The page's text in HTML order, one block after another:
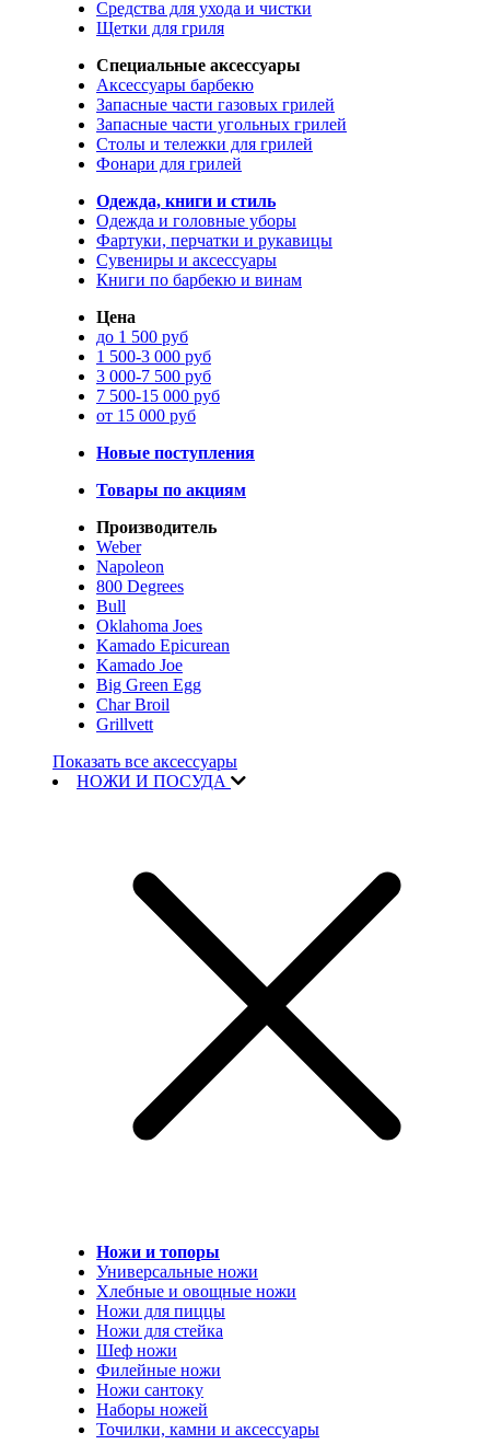
Средства для ухода и чистки
Щетки для гриля
Специальные аксессуары
Аксессуары барбекю
Запасные части газовых грилей
Запасные части угольных грилей
Столы и тележки для грилей
Фонари для грилей
Одежда, книги и стиль
Одежда и головные уборы
Фартуки, перчатки и рукавицы
Сувениры и аксессуары
Книги по барбекю и винам
Цена
до 1 500 руб
1 500-3 000 руб
3 000-7 500 руб
7 500-15 000 руб
от 15 000 руб
Новые поступления
Товары по акциям
Производитель
Weber
Napoleon
800 Degrees
Bull
Oklahoma Joes
Kamado Epicurean
Kamado Joe
Big Green Egg
Char Broil
Grillvett
Показать все аксессуары
НОЖИ И ПОСУДА
Ножи и топоры
Универсальные ножи
Хлебные и овощные ножи
Ножи для пиццы
Ножи для стейка
Шеф ножи
Филейные ножи
Ножи сантоку
Наборы ножей
Точилки, камни и аксессуары